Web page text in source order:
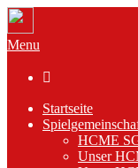
Menu

Startseite
HCME
Unser